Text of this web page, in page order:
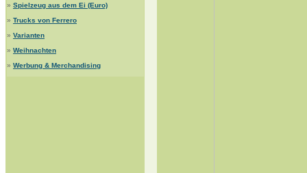
» Spielzeug aus dem Ei (Euro)
» Trucks von Ferrero
» Varianten
» Weihnachten
» Werbung & Merchandising